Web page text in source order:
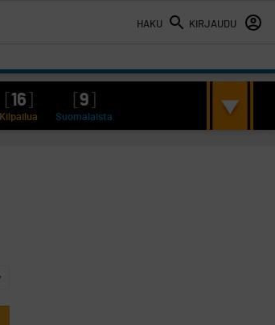
HAKU KIRJAUDU
16 9
Kilpailua Suomalaista